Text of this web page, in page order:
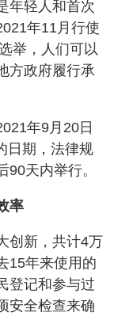
年轻人和首次
年11月行使
举，人们可以
方政府履行承
年9月20日
日期，法律规
天内举行。
率
创新，共计4万
15年来使用的
登记和参与过
安全检查来确